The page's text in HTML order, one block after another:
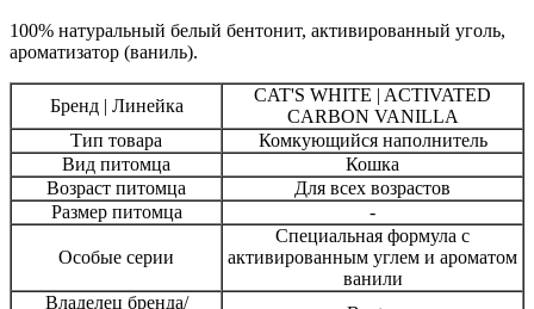
100% натуральный белый бентонит, активированный уголь,
ароматизатор (ваниль).
Бренд | Линейка
CAT'S WHITE | ACTIVATED
CARBON VANILLA
Тип товара
Комкующийся наполнитель
Вид питомца
Кошка
Возраст питомца
Для всех возрастов
Размер питомца
-
Особые серии
Специальная формула с
активированным углем и ароматом
ванили
Владелец бренда/